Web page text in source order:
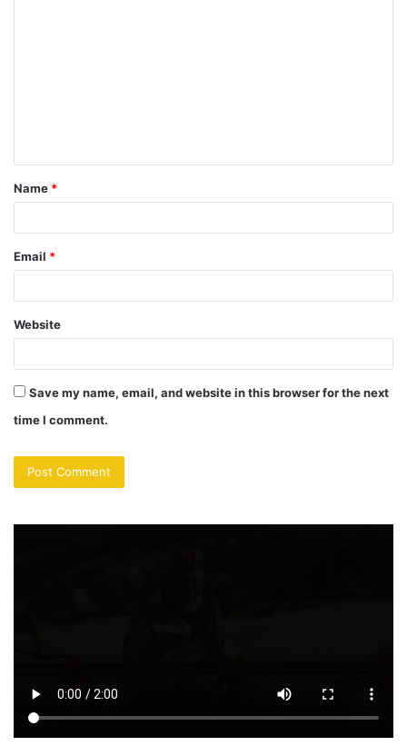
t
*
Name *
Email *
Website
Save my name, email, and website in this browser for the next
time I comment.